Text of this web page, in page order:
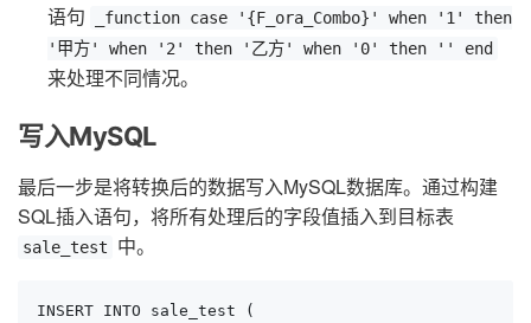
语句
_function case '{F_ora_Combo}' when '1' then
'甲方' when '2' then '乙方' when '0' then '' end
来处理不同情况。
写入MySQL
最后一步是将转换后的数据写入MySQL数据库。通过构建
SQL插入语句，将所有处理后的字段值插入到目标表
sale_test 中。
INSERT INTO sale_test (